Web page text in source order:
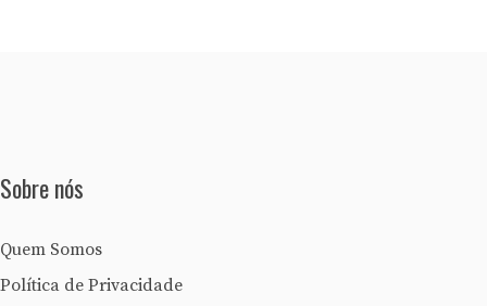
Sobre nós
Quem Somos
Política de Privacidade